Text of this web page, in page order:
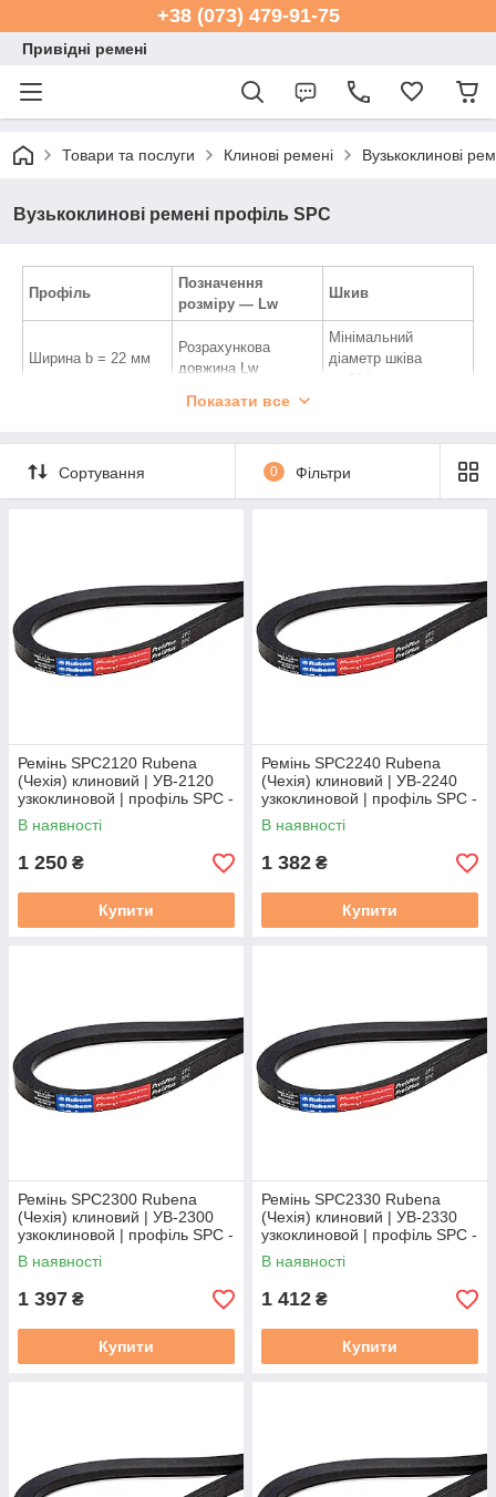
+38 (073) 479-91-75
Привідні ремені
Товари та послуги Клинові ремені Вузькоклинові
Вузькоклинові ремені профіль SPC
Профіль
Позначення
розміру — Lw
Шкив
Ширина b = 22 мм
Розрахункова
довжина Lw
Мінімальний
діаметр шківа
— 224 мм
Розрахункова
Внутрішня довжина
Показати все
Сортування 0 Фільтри
Ремінь SPC2120 Rubena
(Чехія) клиновий | УВ-2120
узкоклиновой | профіль SPC -
2120
В наявності
1 250 ₴
Купити
Ремінь SPC2240 Rubena
(Чехія) клиновий | УВ-2240
узкоклиновой | профіль SPC -
2240
В наявності
1 382 ₴
Купити
Ремінь SPC2300 Rubena
(Чехія) клиновий | УВ-2300
узкоклиновой | профіль SPC -
2300
В наявності
1 397 ₴
Купити
Ремінь SPC2330 Rubena
(Чехія) клиновий | УВ-2330
узкоклиновой | профіль SPC -
2330
В наявності
1 412 ₴
Купити